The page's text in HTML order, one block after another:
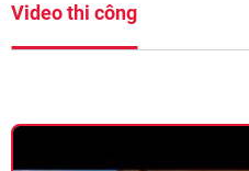
Video thi công